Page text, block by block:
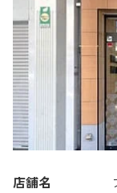
店舗名